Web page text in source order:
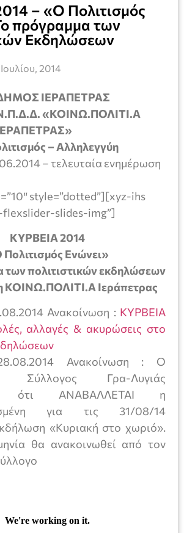
– «Ο Πολιτισμός
πρόγραμμα των
Εκδηλώσεων
2014
ΙΕΡΑΠΕΤΡΑΣ
«ΚΟΙΝΩ.ΠΟΛΙΤΙ.Α
– Αλληλεγγύη
– τελευταία ενημέρωση
style=”dotted”][xyz-ihs
flexslider-slides-img”]
ΚΥΡΒΕΙΑ 2014
Ενώνει»
πολιτιστικών εκδηλώσεων
ΚΟΙΝΩ.ΠΟΛΙΤΙ.Α Ιεράπετρας
Ανακοίνωση : ΚΥΡΒΕΙΑ
αλλαγές & ακυρώσεις στο
Ανακοίνωση : Ο
Σύλλογος Γρα-Λυγιάς
ότι ΑΝΑΒΑΛΛΕΤΑΙ η
για τις 31/08/14
«Κυριακή στο χωριό».
θα ανακοινωθεί από τον